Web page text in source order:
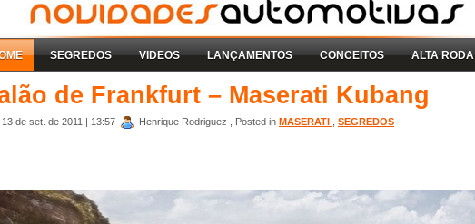
SEGREDOS VIDEOS LANÇAMENTOS CONCEITOS ALTA RODA
de Frankfurt – Maserati Kubang
13 de set. de 2011 | 13:57 Henrique Rodriguez , Posted in MASERATI SEGREDOS